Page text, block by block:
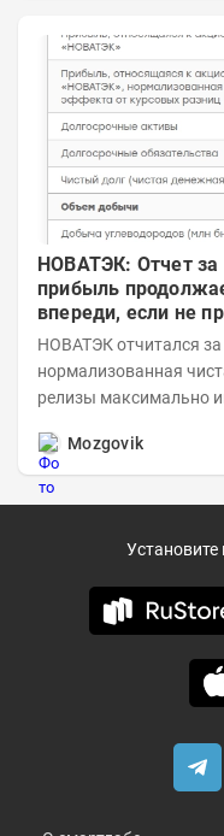
НОВАТЭК: Отчет за
прибыль
впереди, если не
НОВАТЭК отчитался
нормализованная чистая
релизы максимально
Mozgovik